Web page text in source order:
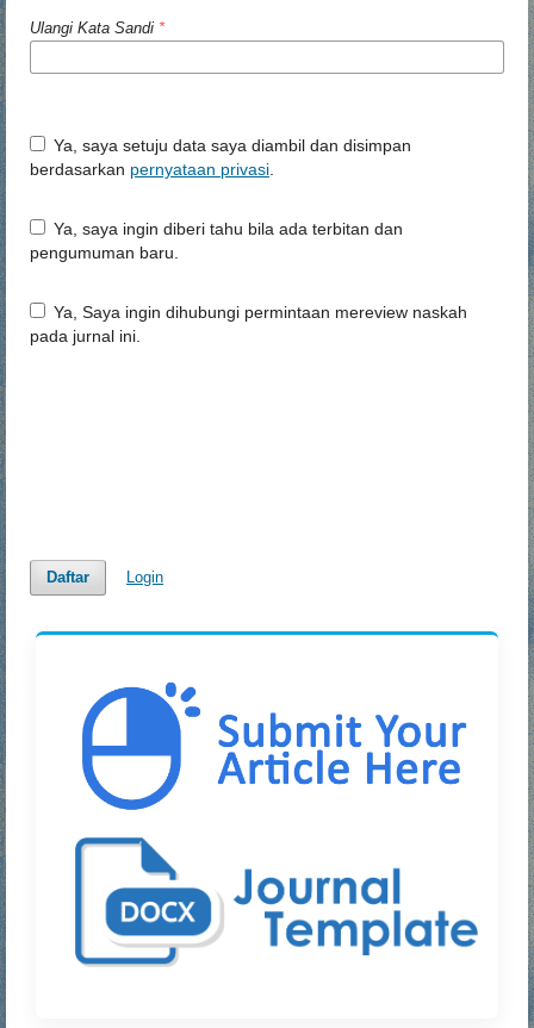
Ulangi Kata Sandi *
Ya, saya setuju data saya diambil dan disimpan
berdasarkan pernyataan privasi.
Ya, saya ingin diberi tahu bila ada terbitan dan
pengumuman baru.
Ya, Saya ingin dihubungi permintaan mereview naskah
pada jurnal ini.
Daftar Login